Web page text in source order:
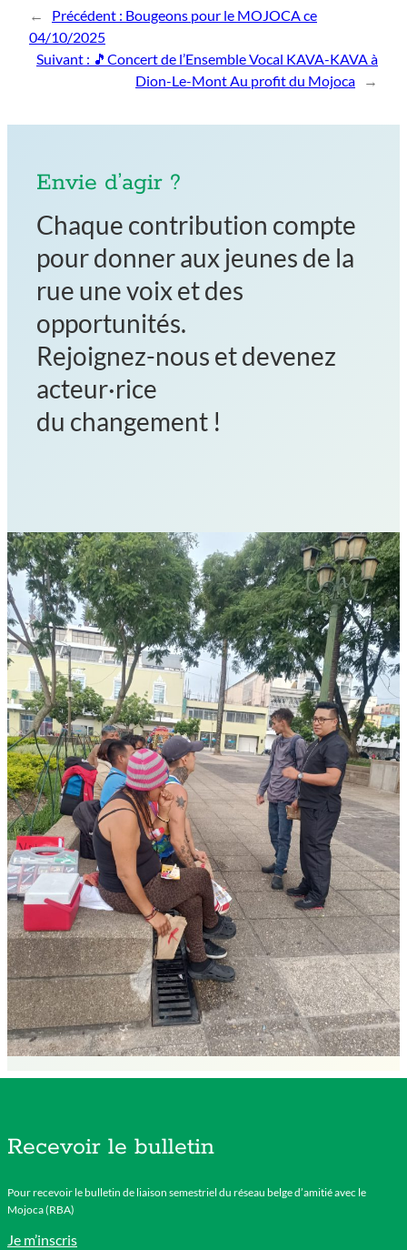
← Précédent : Bougeons pour le MOJOCA ce
04/10/2025
Suivant : 🎵Concert de l’Ensemble Vocal KAVA-KAVA à
Dion-Le-Mont Au profit du Mojoca
→
Envie d’agir ?
Chaque contribution compte
pour donner aux jeunes de la
rue une voix et des
opportunités.
Rejoignez-nous et devenez
acteur·rice
du changement !
Recevoir le bulletin
Pour recevoir le bulletin de liaison semestriel du réseau belge d’amitié avec le
Mojoca (RBA)
Je m’inscris